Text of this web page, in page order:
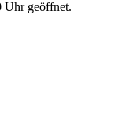
Uhr geöffnet.